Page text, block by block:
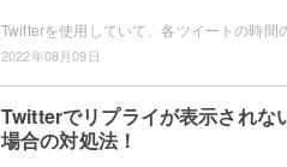
2022年08月09日
Twitterでリプライが表示されな
場合の対処法！